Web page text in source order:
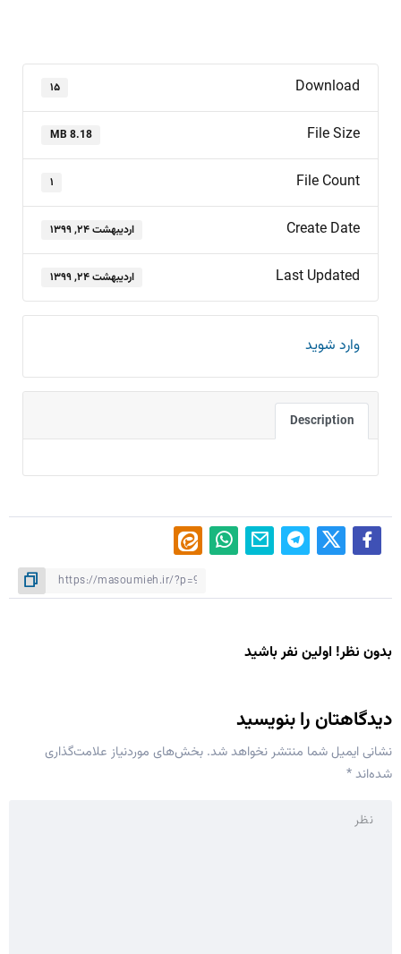
Download ۱۵
File Size
8.18 MB
File Count ۱
Create Date اردیبهشت ۲۴, ۱۳۹۹
Last Updated اردیبهشت ۲۴, ۱۳۹۹
وارد شوید
Description
بدون نظر! اولین نفر باشید
دیدگاهتان را بنویسید
نشانی ایمیل شما منتشر نخواهد شد. بخش‌های موردنیاز علامت‌گذاری
شده‌اند*